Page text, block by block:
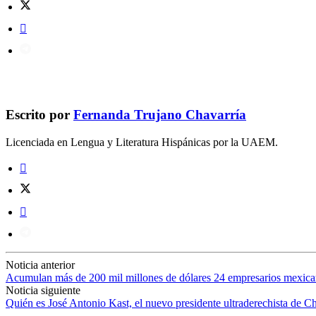
Escrito por Fernanda Trujano Chavarría
Licenciada en Lengua y Literatura Hispánicas por la UAEM.
Noticia anterior
Acumulan más de 200 mil millones de dólares 24 empresarios
Noticia siguiente
Quién es José Antonio Kast, el nuevo presidente ultraderechista de